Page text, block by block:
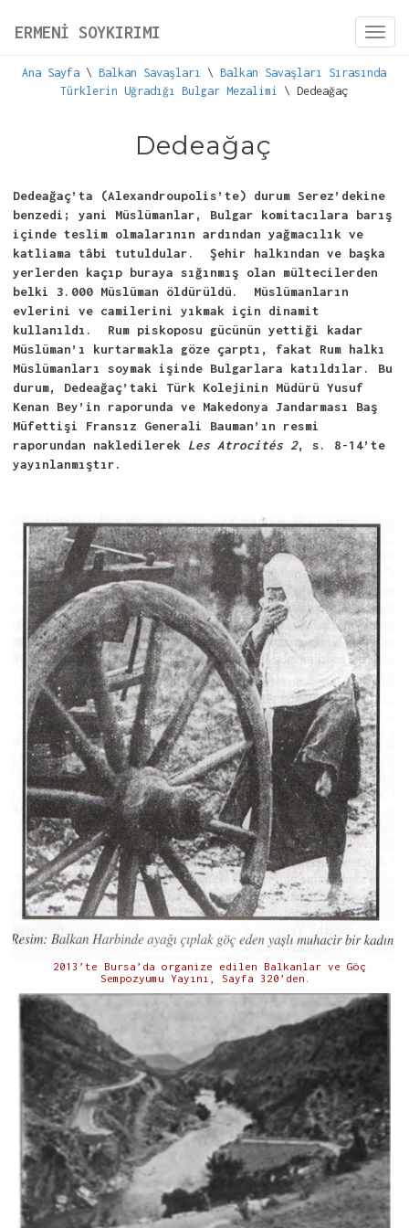
ERMENİ SOYKIRIMI
Ana Sayfa\ Balkan Savaşları \ Balkan Savaşları Sırasında
Türklerin Uğradığı Bulgar Mezalimi \ Dedeağaç
Dedeağaç
Dedeağaç’ta (Alexandroupolis’te) durum Serez’dekine
benzedi; yani Müslümanlar, Bulgar komitacılara barış
içinde teslim olmalarının ardından yağmacılık ve
katliama tâbi tutuldular. Şehir halkından ve başka
yerlerden kaçıp buraya sığınmış olan mültecilerden
belki 3.000 Müslüman öldürüldü. Müslümanların
evlerini ve camilerini yıkmak için dinamit
kullanıldı. Rum piskoposu gücünün yettiği kadar
Müslüman’ı kurtarmakla göze çarptı, fakat Rum halkı
Müslümanları soymak işinde Bulgarlara katıldılar. Bu
durum, Dedeağaç’taki Türk Kolejinin Müdürü Yusuf
Kenan Bey’in raporunda ve Makedonya Jandarması Baş
Müfettişi Fransız Generali Bauman’ın resmi
raporundan nakledilerek Les Atrocités 2, s. 8-14’te
yayınlanmıştır.
2013’te Bursa’da organize edilen Balkanlar ve Göç
Sempozyumu Yayını, Sayfa 320’den.